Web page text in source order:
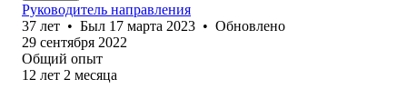
Руководитель направления
37 лет • Был 17 марта 2023 • Обновлено
29 сентября 2022
Общий опыт
12 лет 2 месяца